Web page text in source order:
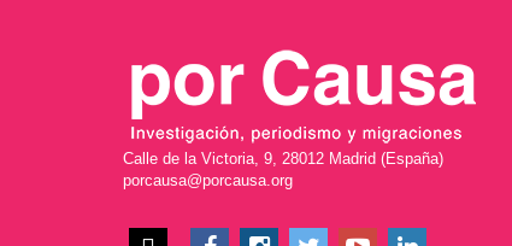
Calle de la Victoria, 9, 28012 Madrid (España)
porcausa@porcausa.org